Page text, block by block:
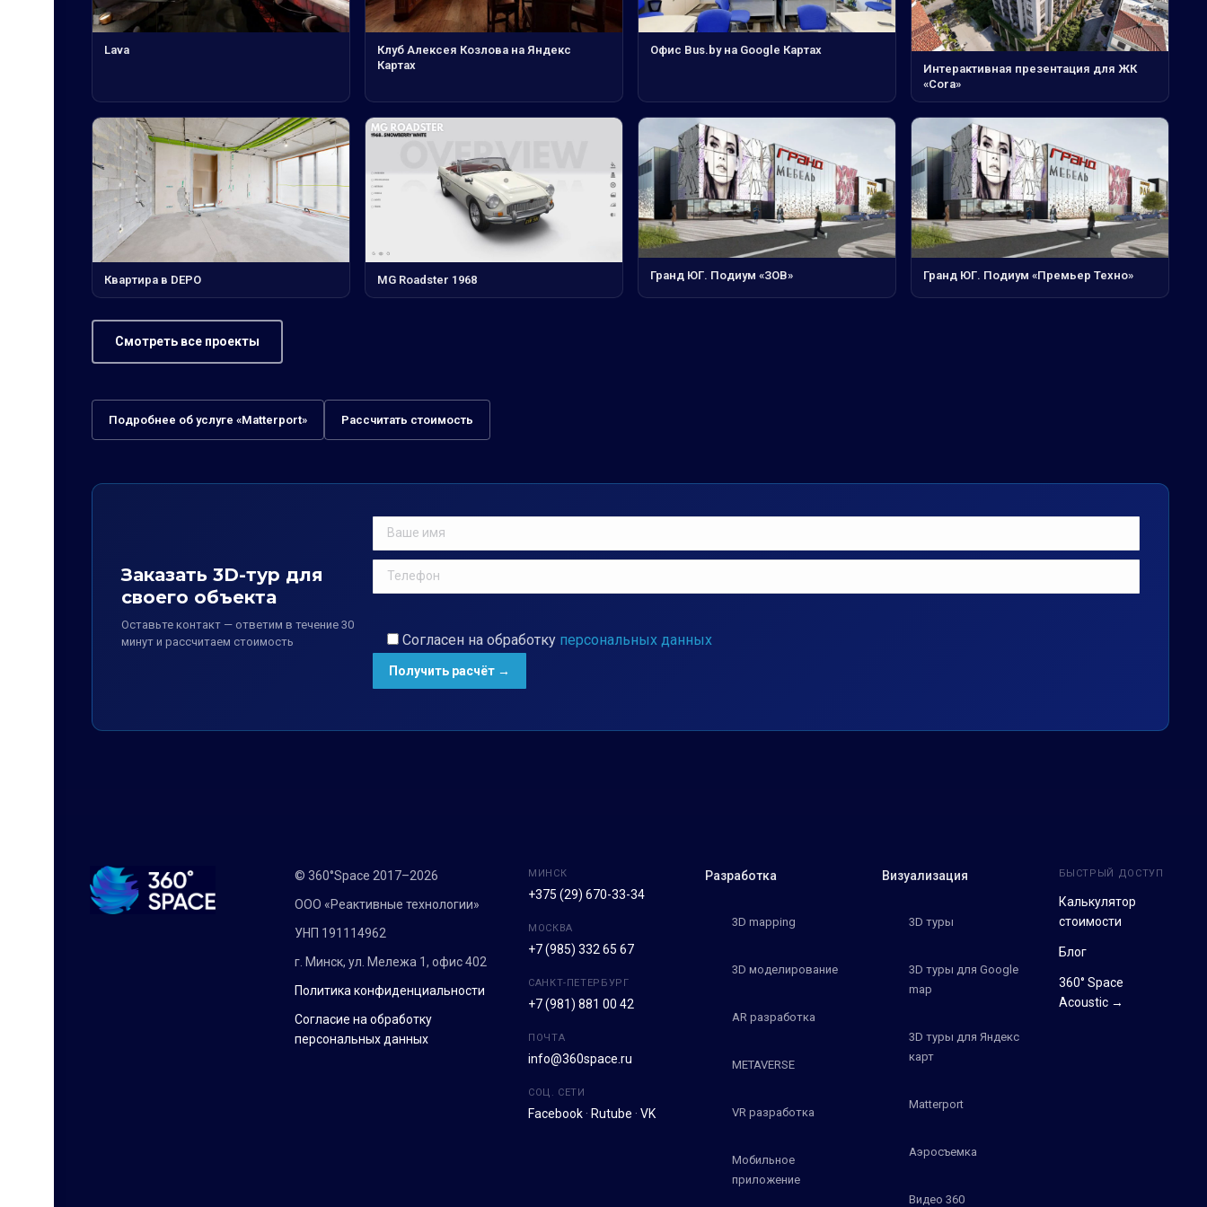
Lava
Клуб Алексея Козлова на Яндекс
Картах
Офис Bus.by на Google Картах
Интерактивная презентация для ЖК
«Cora»
Квартира в DEPO MG Roadster 1968 Гранд ЮГ. Подиум «ЗОВ» Гранд ЮГ. Подиум «Премьер Техно»
Смотреть все проекты
Подробнее об услуге «Matterport» Рассчитать стоимость
Заказать 3D-тур для
своего объекта
Оставьте контакт — ответим в течение 30
минут и рассчитаем стоимость
Согласен на обработку персональных данных
© 360°Space 2017–2026
ООО «Реактивные технологии»
УНП 191114962
г. Минск, ул. Мележа 1, офис 402
Политика конфиденциальности
Согласие на обработку
персональных данных
МИНСК
+375 (29) 670-33-34
МОСКВА
+7 (985) 332 65 67
САНКТ-ПЕТЕРБУРГ
+7 (981) 881 00 42
ПОЧТА
info@360space.ru
СОЦ. СЕТИ
Facebook· Rutube · VK
Разработка
3D mapping
3D моделирование
AR разработка
METAVERSE
VR разработка
Мобильное
приложение
Визуализация
3D туры
3D туры для Google
map
3D туры для Яндекс
карт
Matterport
Аэросъемка
Видео 360
БЫСТРЫЙ ДОСТУП
Калькулятор
стоимости
Блог
360° Space
Acoustic →